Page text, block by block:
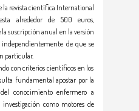
la revista científica International
alrededor de 500 euros,
suscripción anual en la versión
independientemente de que se
particular.
con criterios científicos en los
fundamental apostar por la
conocimiento enfermero a
como motores de